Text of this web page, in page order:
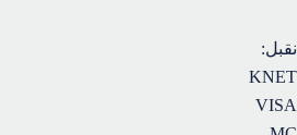
نقبل:
KNET
VISA